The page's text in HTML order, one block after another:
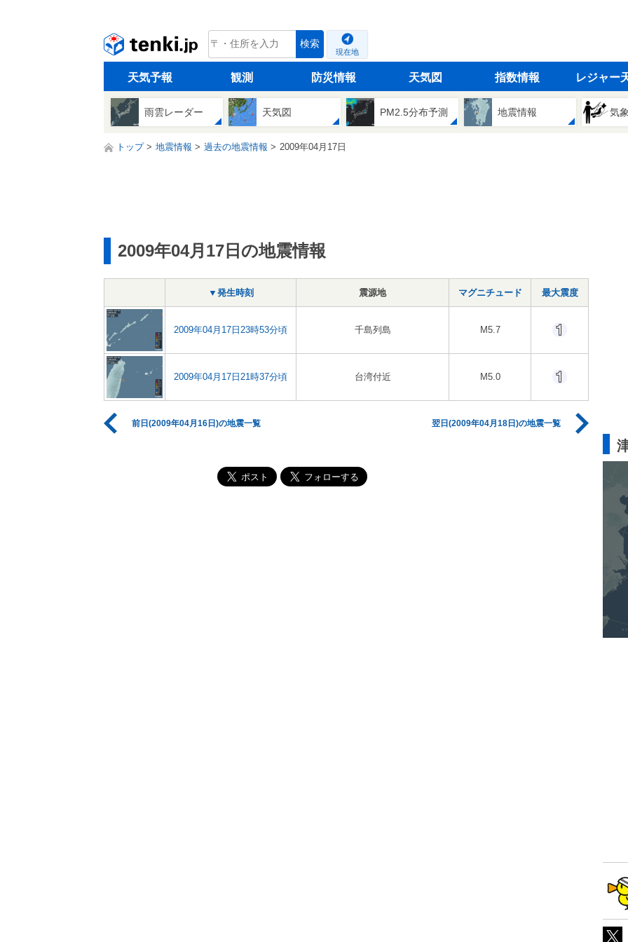
tenki.jp 検索
現在地
天気予報 観測 防災情報 天気図 指数情報 レジャー
雨雲レーダー 天気図 PM2.5分布予測 地震情報 気
トップ 地震情報 過去の地震情報 2009年04月17日
2009年04月17日の地震情報
▼発生時刻 震源地 マグニチュード 最大震度
2009年04月17日23時53分頃 千島列島 M5.7
2009年04月17日21時37分頃 台湾付近 M5.0
前日(2009年04月16日)の地震一覧 翌日(2009年04月18日)の地震一覧